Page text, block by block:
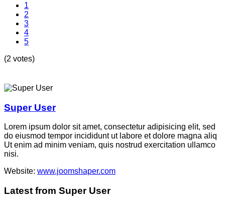
1
2
3
4
5
(2 votes)
Super User
Lorem ipsum dolor sit amet, consectetur adipisicing elit, sed
do eiusmod tempor incididunt ut labore et dolore magna aliq
Ut enim ad minim veniam, quis nostrud exercitation ullamco
nisi.
Website: www.joomshaper.com
Latest from Super User